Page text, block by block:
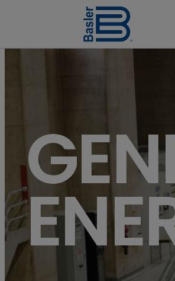
Turbines of hydroelectricity power